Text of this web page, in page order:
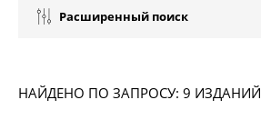
Расширенный поиск
НАЙДЕНО ПО ЗАПРОСУ: 9 ИЗДАНИЙ